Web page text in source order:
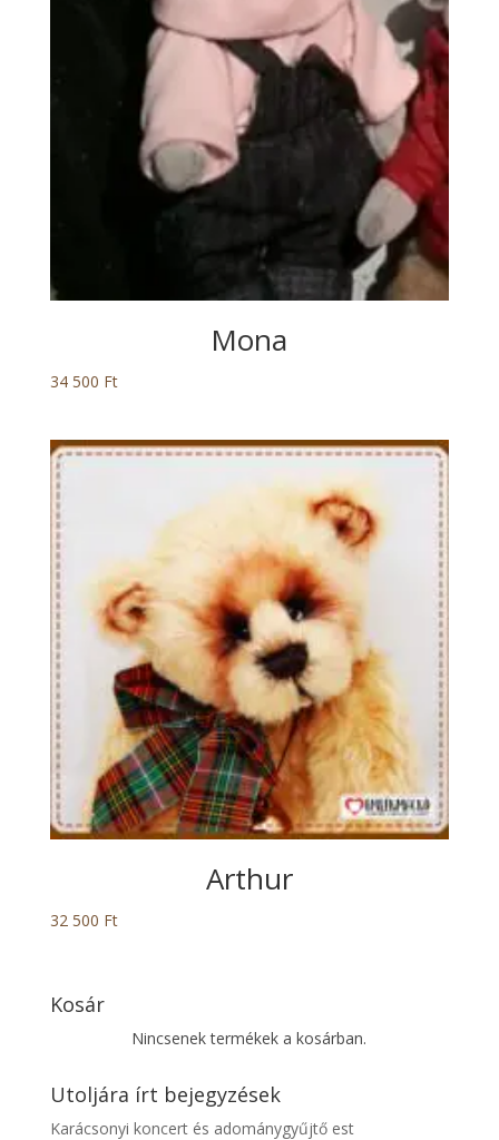
Mona
34 500 Ft
Arthur
32 500 Ft
Kosár
Nincsenek termékek a kosárban.
Utoljára írt bejegyzések
Karácsonyi koncert és adománygyűjtő est